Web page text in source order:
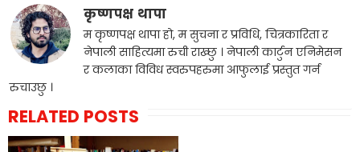
कृष्णपक्ष थापा
म कृष्णपक्ष थापा हो, म सुचना र प्रविधि, चित्रकारिता र
नेपाली साहित्यमा रुची राख्छु । नेपाली कार्टुन एनिमेसन
र कलाका विविध स्वरुपहरुमा आफुलाई प्रस्तुत गर्न
रुचाउछु ।
RELATED POSTS